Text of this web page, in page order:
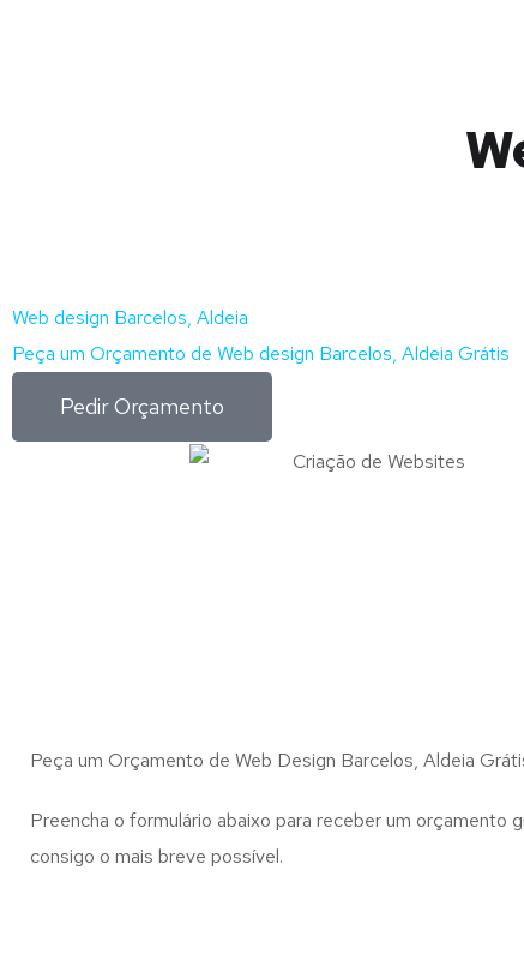
Web design Barcelos, Aldeia
Peça um Orçamento de Web design Barcelos, Aldeia Grátis
Pedir Orçamento
Peça um Orçamento de Web Design Barcelos, Aldeia
Preencha o formulário abaixo para receber um
consigo o mais breve possível.